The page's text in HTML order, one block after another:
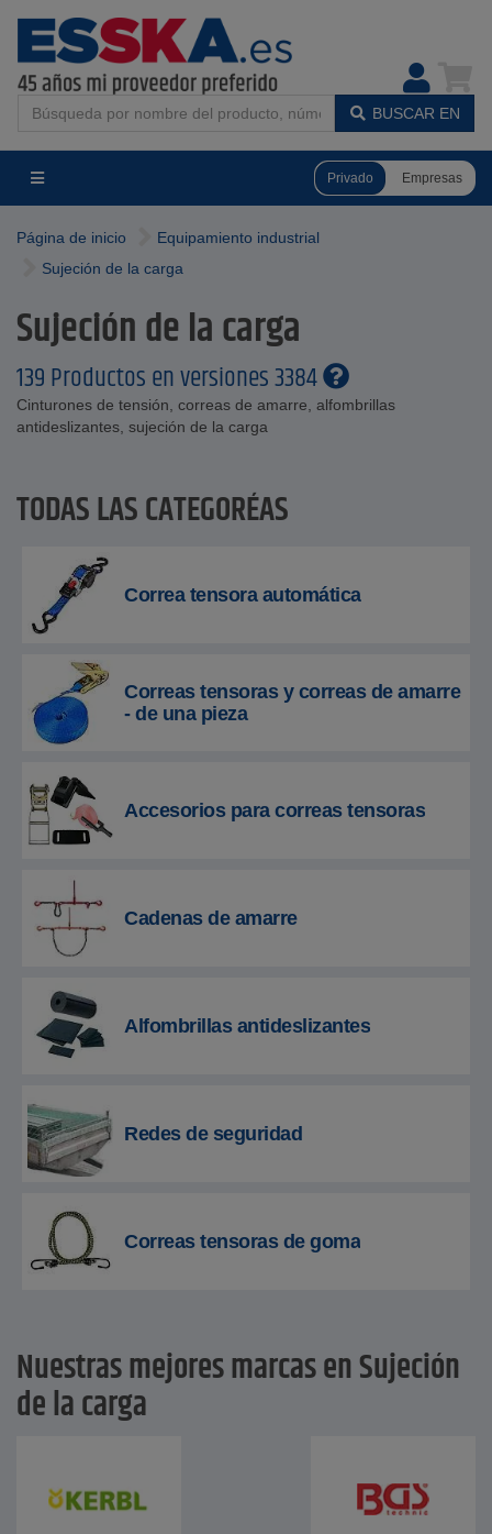
BUSCAR EN
Privado Empresas
Página de inicio
Equipamiento industrial
Sujeción de la carga
Sujeción de la carga
139 Productos en versiones 3384
Cinturones de tensión, correas de amarre, alfombrillas
antideslizantes, sujeción de la carga
TODAS LAS CATEGORÍAS
Correa tensora automática
Correas tensoras y correas de amarre
- de una pieza
Accesorios para correas tensoras
Cadenas de amarre
Alfombrillas antideslizantes
Redes de seguridad
Correas tensoras de goma
Nuestras mejores marcas en Sujeción
de la carga